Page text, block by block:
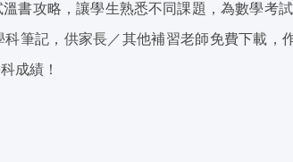
書攻略，讓學生熟悉不同課題，為數學考
筆記，供家長／其他補習老師免費下載，
成績！